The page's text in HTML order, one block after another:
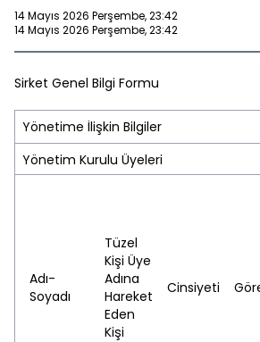
14 Mayıs 2026 Perşembe, 23:42
14 Mayıs 2026 Perşembe, 23:42
Sirket Genel Bilgi Formu
Yönetime İlişkin Bilgiler
Yönetim Kurulu Üyeleri
Adı-
Soyadı
Tüzel
Kişi Üye
Adına
Hareket
Eden
Kişi
Cinsiyeti